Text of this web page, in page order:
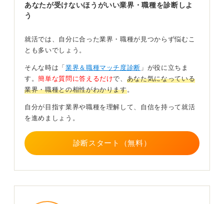
チームでの役割経験を整理しておくことがポイントで
SIerの仕事はチームプレイが基本となるため、周囲と協
力して課題を解決した経験は大きな武器になります。 自
さい。
論理的思考をアピール！ ITへの情熱と一貫した軸を
面接で語ろう
そして、面接では「なぜSIerなのか」と「そのなかでな
ぜその企業なのか」を明確に語れると評価が上がりま
す。
どの系統の企業を志望する場合も、「ITを通じて課題解
あなたが受けないほうがいい業界・職種を診断しよ
う
就活では、自分に合った業界・職種が見つからず悩むこ
とも多いでしょう。
そんな時は「 業界＆職種マッチ度診断 」が役に立ちま
す。簡単な質問に答えるだけで、 あなた気になっている
業界・職種との相性がわかります。
自分が目指す業界や職種を理解して、自信を持って就活
を進めましょう。
診断スタート（無料）